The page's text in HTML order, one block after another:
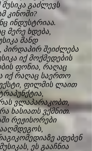
გაძლევს
კინოში?
ინდუსტრიაა.
მერე ხდება,
მანდ
პირდაპირ შეიძლება
იქ მოქმედების
ფონია, რაღაც
იქ რაღაც საერთო
ფილმის ლაით
ვლაპარაკობთ,
ხასიათს ვქმნით.
რეჟისორები
ადებენ
ეს გააჩნია